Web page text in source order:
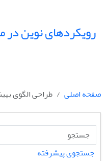
رویکردهای نوین در
صفحه اصلی طراحی الگوی
جستجوی پیشرفته